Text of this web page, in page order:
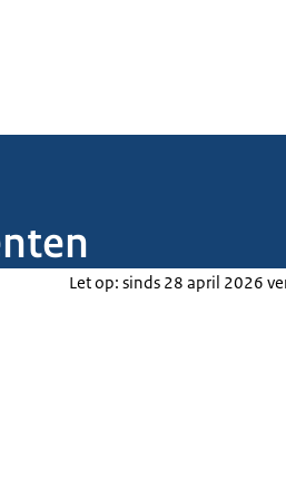
Let op: sinds 28 april 2026